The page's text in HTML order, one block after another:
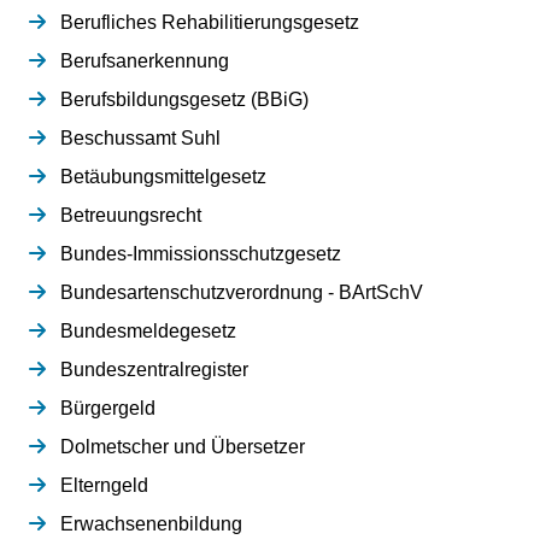
Berufliches Rehabilitierungsgesetz
Berufsanerkennung
Berufsbildungsgesetz (BBiG)
Beschussamt Suhl
Betäubungsmittelgesetz
Betreuungsrecht
Bundes-Immissionsschutzgesetz
Bundesartenschutzverordnung - BArtSchV
Bundesmeldegesetz
Bundeszentralregister
Bürgergeld
Dolmetscher und Übersetzer
Elterngeld
Erwachsenenbildung